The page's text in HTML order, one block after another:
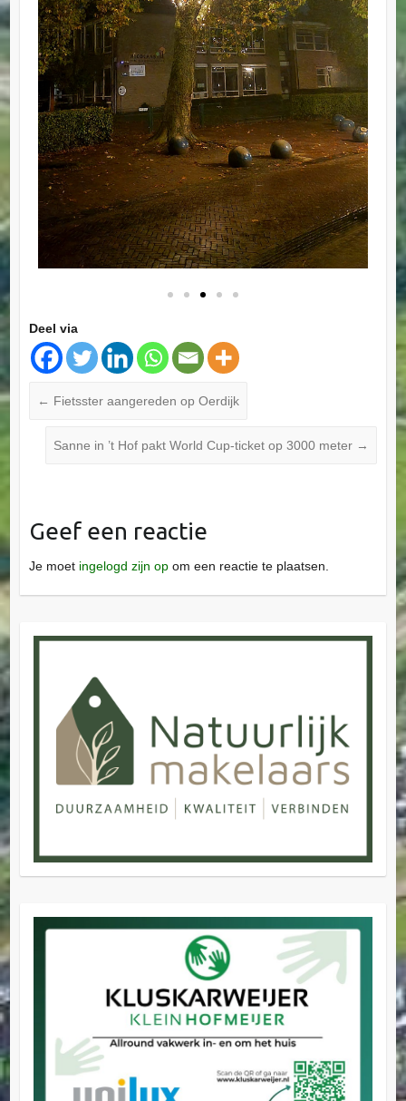
Deel via
← Fietsster aangereden op Oerdijk
Sanne in ’t Hof pakt World Cup-ticket op 3000 meter →
Geef een reactie
Je moet ingelogd zijn opom een reactie te plaatsen.